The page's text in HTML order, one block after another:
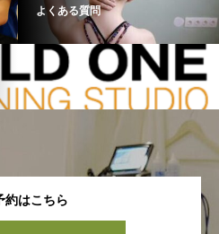
よくある質問
約はこちら